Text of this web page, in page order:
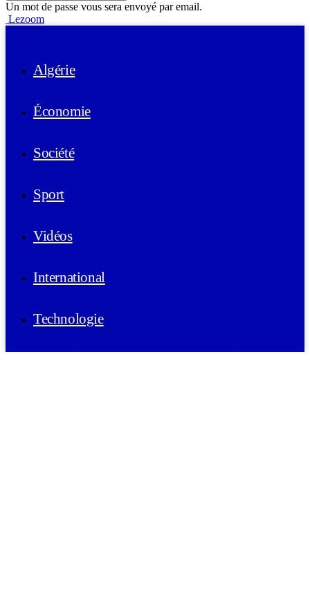
Un mot de passe vous sera envoyé par email.
Lezoom
Algérie
Économie
Société
Sport
Vidéos
International
Technologie